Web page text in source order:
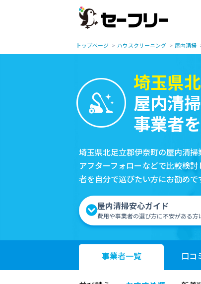
トップページ ハウスクリーニング 屋内清掃
埼玉県
屋内清
事業者
埼玉県北足立郡伊奈町の屋内清
アフターフォローなどで比較検
者を自分で選びたい方にお勧めで
屋内清掃安心ガイド
費用や事業者の選び方に不安がある方
事業者一覧 口コ